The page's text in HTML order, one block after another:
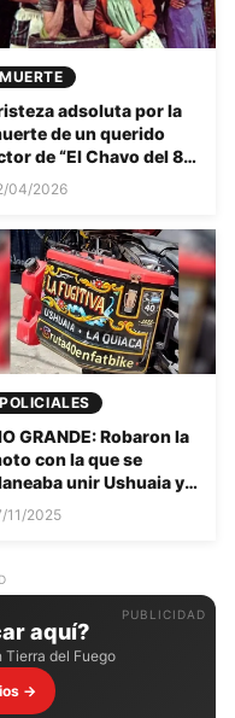
MUERTE
adsoluta por la
de un querido
de “El Chavo del 8”:
motivo del
es
04/2026
POLICIALES
GRANDE: Robaron la
con la que se
unir Ushuaia y
Quiaca
11/2025
PUBLICIDAD
aquí?
Tierra del Fuego
→